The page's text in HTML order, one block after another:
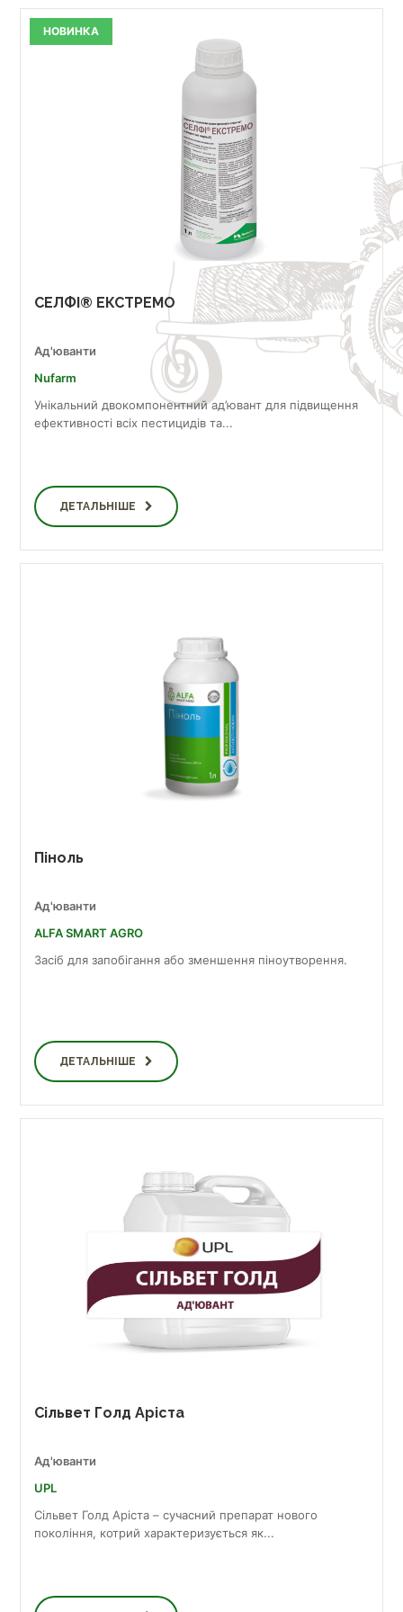
СЕЛФІ® ЕКСТРЕМО
Ад'юванти
Nufarm
Унікальний двокомпонентний ад’ювант для підвищення
ефективності всіх пестицидів та...
ДЕТАЛЬНІШЕ
НОВИНКА
Піноль
Ад'юванти
ALFA SMART AGRO
Засіб для запобігання або зменшення піноутворення.
ДЕТАЛЬНІШЕ
Сільвет Голд Аріста
Ад'юванти
UPL
Сільвет Голд Аріста – сучасний препарат нового
покоління, котрий характеризується як...